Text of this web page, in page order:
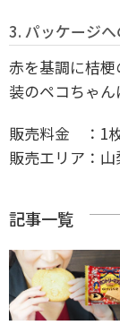
3. パッケージ
赤を基調に桔
装のペコちゃん
販売料金 ：1
販売エリア：
記事一覧